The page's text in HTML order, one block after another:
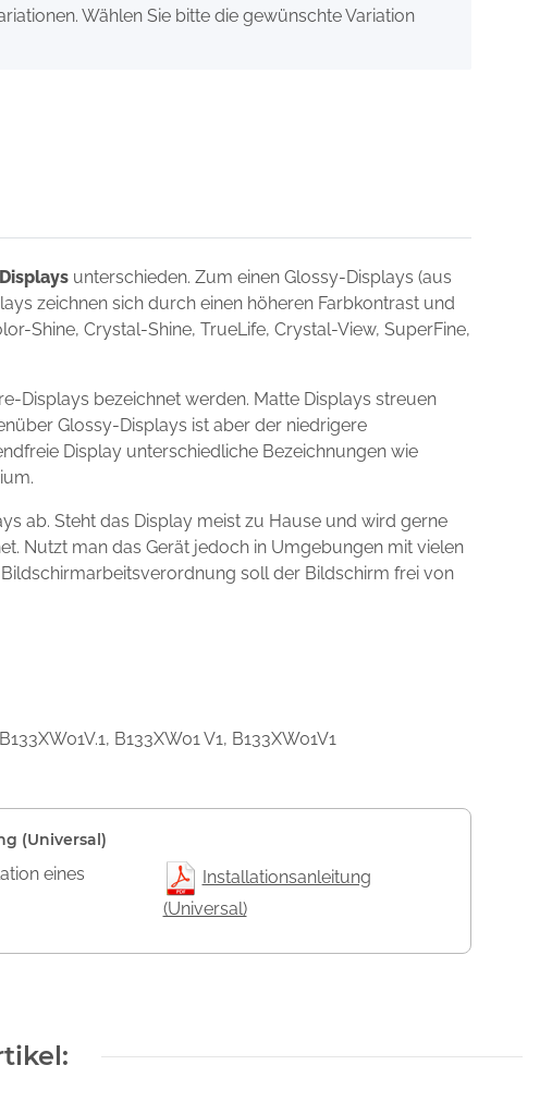
Wählen Sie bitte die gewünschte Variation
unterschieden. Zum einen Glossy-Displays (aus
zeichnen sich durch einen höheren Farbkontrast und
Shine, Crystal-Shine, TrueLife, Crystal-View, SuperFine,
Displays bezeichnet werden. Matte Displays streuen
Glossy-Displays ist aber der niedrigere
Display unterschiedliche Bezeichnungen wie
ab. Steht das Display meist zu Hause und wird gerne
Nutzt man das Gerät jedoch in Umgebungen mit vielen
soll der Bildschirm frei von
B133XW01 V1, B133XW01V1
(Universal)
eines
Installationsanleitung
(Universal)